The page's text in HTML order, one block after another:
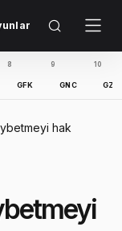
GNC GZT
hak